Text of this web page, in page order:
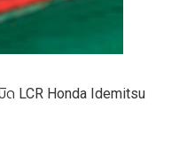
LCR Honda Idemitsu